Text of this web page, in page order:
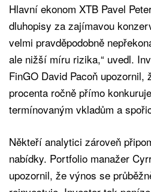
Hlavní ekonom XTB Pavel
dluhopisy za zajímavou
velmi pravděpodobně
ale nižší míru rizika,“ uvedl.
FinGO David Pacoň upozornil,
procenta ročně přímo
termínovaným vkladům a
Někteří analytici zároveň
nabídky. Portfolio manažer
upozornil, že výnos se